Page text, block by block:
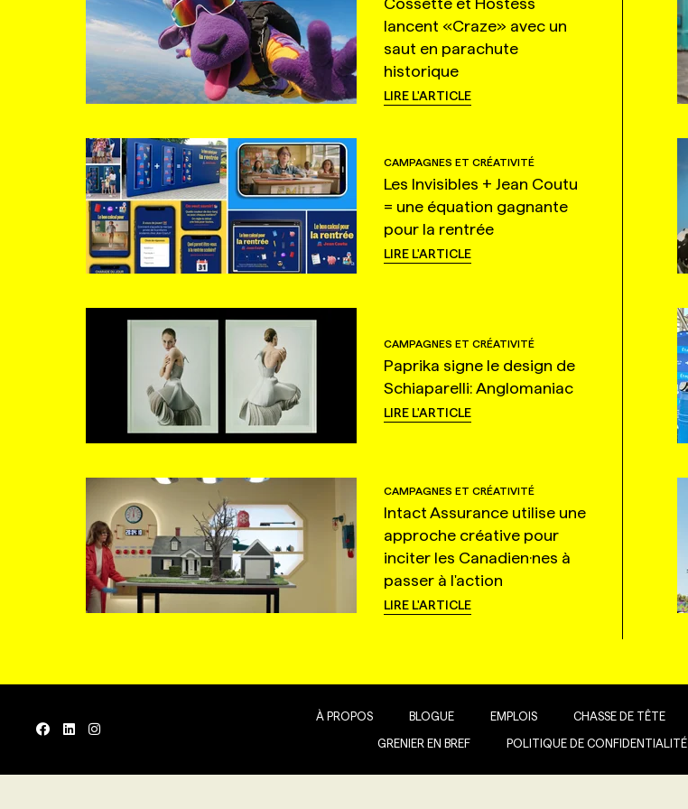
lancent «Craze» avec un
saut en parachute
historique
LIRE L'ARTICLE
CAMPAGNES ET CRÉATIVITÉ
Les Invisibles + Jean Coutu
= une équation gagnante
pour la rentrée
LIRE L'ARTICLE
CAMPAGNES ET CRÉATIVITÉ
Paprika signe le design de
Schiaparelli: Anglomaniac
LIRE L'ARTICLE
CAMPAGNES ET CRÉATIVITÉ
Intact Assurance utilise une
approche créative pour
inciter les Canadien·nes à
passer à l'action
LIRE L'ARTICLE
À PROPOS BLOGUE EMPLOIS CHASSE DE TÊTE
GRENIER EN BREF POLITIQUE DE CONFIDENTIALITÉ